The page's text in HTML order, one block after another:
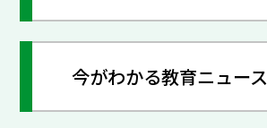
今がわかる教育ニュース